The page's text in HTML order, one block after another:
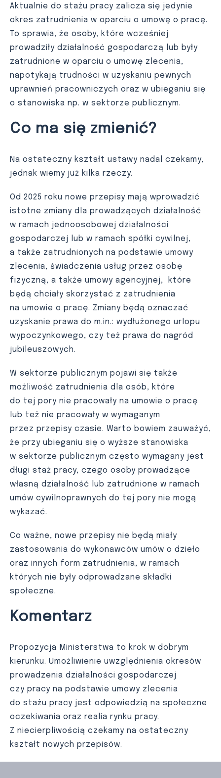
Aktualnie do stażu pracy zalicza się jedynie
okres zatrudnienia w oparciu o umowę o pracę.
To sprawia, że osoby, które wcześniej
prowadziły działalność gospodarczą lub były
zatrudnione w oparciu o umowę zlecenia,
napotykają trudności w uzyskaniu pewnych
uprawnień pracowniczych oraz w ubieganiu się
o stanowiska np. w sektorze publicznym.
Co ma się zmienić?
Na ostateczny kształt ustawy nadal czekamy,
jednak wiemy już kilka rzeczy.
​​Od 2025 roku nowe przepisy mają wprowadzić
istotne zmiany dla prowadzących działalność
w ramach jednoosobowej działalności
gospodarczej lub w ramach spółki cywilnej,
a także zatrudnionych na podstawie umowy
zlecenia, świadczenia usług przez osobę
fizyczną, a także umowy agencyjnej, które
będą chciały skorzystać z zatrudnienia
na umowie o pracę. Zmiany będą oznaczać
uzyskanie prawa do m.in.: wydłużonego urlopu
wypoczynkowego, czy też prawa do nagród
jubileuszowych.
W sektorze publicznym pojawi się także
możliwość zatrudnienia dla osób, które
do tej pory nie pracowały na umowie o pracę
lub też nie pracowały w wymaganym
przez przepisy czasie. Warto bowiem zauważyć,
że przy ubieganiu się o wyższe stanowiska
w sektorze publicznym często wymagany jest
długi staż pracy, czego osoby prowadzące
własną działalność lub zatrudnione w ramach
umów cywilnoprawnych do tej pory nie mogą
wykazać.
Co ważne, nowe przepisy nie będą miały
zastosowania do wykonawców umów o dzieło
oraz innych form zatrudnienia, w ramach
których nie były odprowadzane składki
społeczne.
Komentarz
Propozycja Ministerstwa to krok w dobrym
kierunku. Umożliwienie uwzględnienia okresów
prowadzenia działalności gospodarczej
czy pracy na podstawie umowy zlecenia
do stażu pracy jest odpowiedzią na społeczne
oczekiwania oraz realia rynku pracy.
Z niecierpliwością czekamy na ostateczny
kształt nowych przepisów.